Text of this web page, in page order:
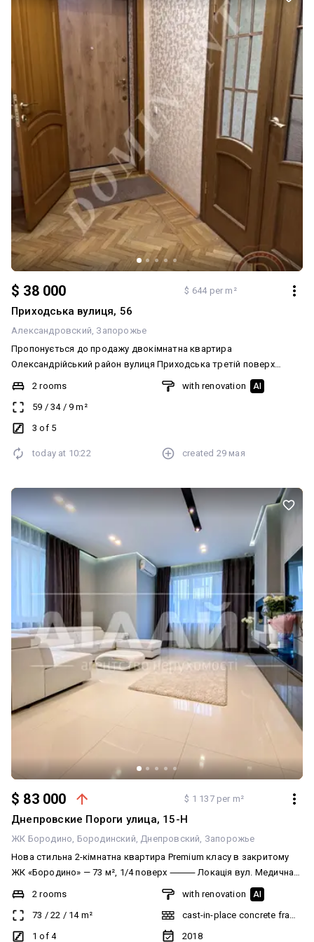
$ 38 000 $ 644 per m²
Приходська вулиця, 56
Александровский Запорожье
Пропонується до продажу двокімнатна квартира
Олександрійський район вулиця Приходська третій поверх
триповерхового будинку квартира повнометражна високі стелі
будинок цегляний квартирі два кондиціонери новий балкон
недалеко від проспекту зупинка транспорту базар магазини
ресторани кафе все в кроковій доступності.
2 rooms
59 / 34/ 9 m²
3 of 5
with renovation AI
today at 10:22 created 29 мая
$ 83 000 $ 1 137 per m²
Днепровские Пороги улица, 15-Н
ЖК Бородино Бородинский Днепровский Запорожье
Нова стильна 2-кімнатна квартира Premium класу в закритому
ЖК «Бородино» — 73 м², 1/4 поверх ⸻ Локація вул. Медична
7, Дніпровський р-н, Запоріжжя. Усе потрібне — за 3-7 хв пішки:
супермаркет «Сільпо», ринок, школи, дитсадки, парк, ліс і
набережна Дніпра. Територія під охороною 24/7 із
відеонаглядом та «двором без машин»; підземний, гостьовий і
2 rooms
73 / 22 / 14m²
1 of 4
with renovation AI
cast-in-place concrete frame
2018